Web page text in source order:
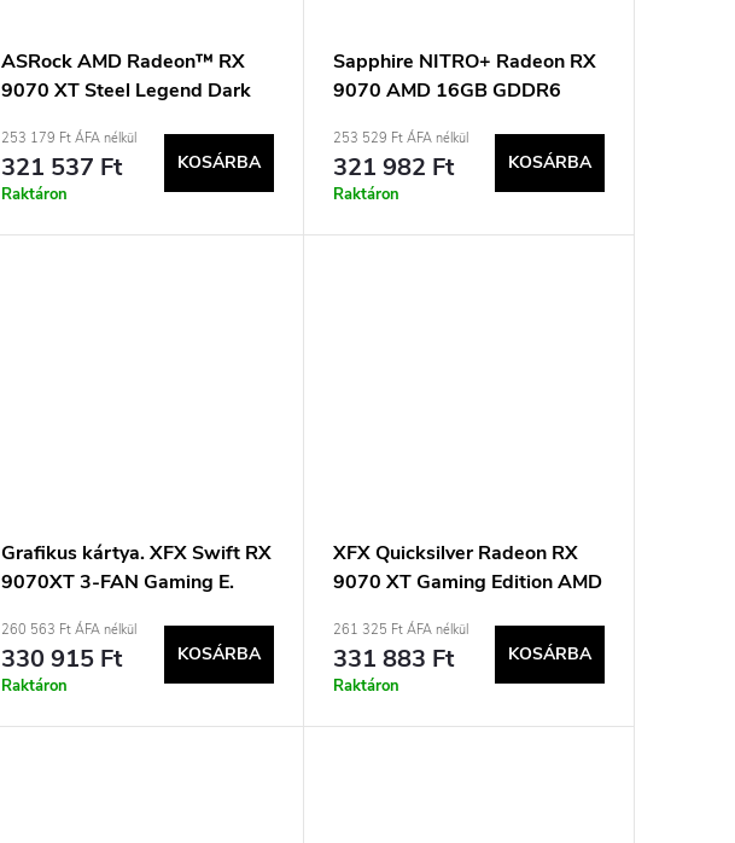
ASRock AMD Radeon™ RX
9070 XT Steel Legend Dark
253 179 Ft ÁFA nélkül
321 537 Ft
Raktáron
KOSÁRBA
Sapphire NITRO+ Radeon RX
9070 AMD 16GB GDDR6
253 529 Ft ÁFA nélkül
321 982 Ft
Raktáron
KOSÁRBA
Grafikus kártya. XFX Swift RX
9070XT 3-FAN Gaming E.
260 563 Ft ÁFA nélkül
330 915 Ft
Raktáron
KOSÁRBA
XFX Quicksilver Radeon RX
9070 XT Gaming Edition AMD
261 325 Ft ÁFA nélkül
331 883 Ft
Raktáron
KOSÁRBA